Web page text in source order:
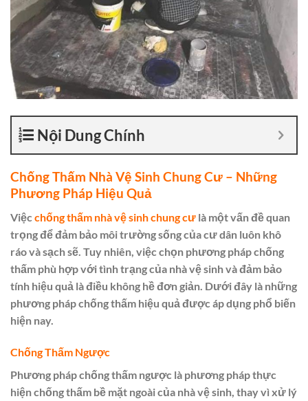
Nội Dung Chính
Chống Thấm Nhà Vệ Sinh Chung Cư – Những
Phương Pháp Hiệu Quả
Việcchống thấm nhà vệ sinh chung cư là một vấn đề quan
trọng để đảm bảo môi trường sống của cư dân luôn khô
ráo và sạch sẽ. Tuy nhiên, việc chọn phương pháp chống
thấm phù hợp với tình trạng của nhà vệ sinh và đảm bảo
tính hiệu quả là điều không hề đơn giản. Dưới đây là những
phương pháp chống thấm hiệu quả được áp dụng phổ biến
hiện nay.
Chống Thấm Ngược
Phương pháp chống thấm ngược là phương pháp thực
hiện chống thấm bề mặt ngoài của nhà vệ sinh, thay vì xử lý